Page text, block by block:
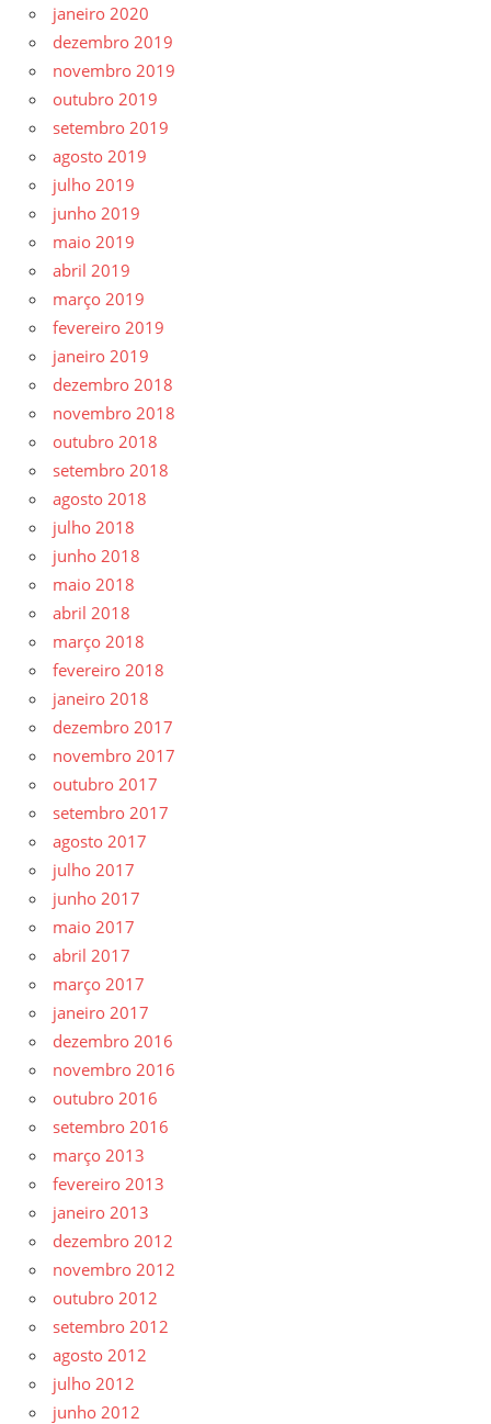
janeiro 2020
dezembro 2019
novembro 2019
outubro 2019
setembro 2019
agosto 2019
julho 2019
junho 2019
maio 2019
abril 2019
março 2019
fevereiro 2019
janeiro 2019
dezembro 2018
novembro 2018
outubro 2018
setembro 2018
agosto 2018
julho 2018
junho 2018
maio 2018
abril 2018
março 2018
fevereiro 2018
janeiro 2018
dezembro 2017
novembro 2017
outubro 2017
setembro 2017
agosto 2017
julho 2017
junho 2017
maio 2017
abril 2017
março 2017
janeiro 2017
dezembro 2016
novembro 2016
outubro 2016
setembro 2016
março 2013
fevereiro 2013
janeiro 2013
dezembro 2012
novembro 2012
outubro 2012
setembro 2012
agosto 2012
julho 2012
junho 2012